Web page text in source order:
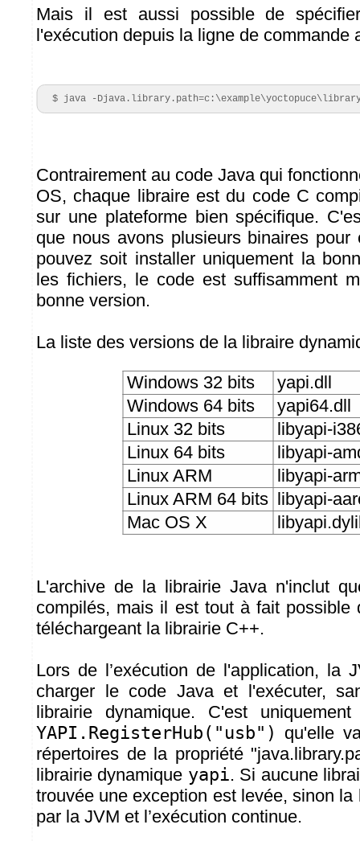
Mais il est aussi possible de
l'exécution depuis la ligne de commande
$ java -
Contrairement au code Java qui
OS, chaque libraire est du code C
sur une plateforme bien spécifique.
que nous avons plusieurs binaires pour
pouvez soit installer uniquement la
les fichiers, le code est suffisamment
bonne version.
La liste des versions de la libraire
Windows 32 bits
yapi.dll
Windows 64 bits
yapi64.dll
Linux 32 bits
libyapi-
Linux 64 bits
libyapi-
Linux ARM
libyapi-
Linux ARM 64 bits libyapi-
Mac OS X
L'archive de la librairie Java n'inclut
compilés, mais il est tout à fait possible
téléchargeant la librairie C++.
Lors de l’exécution de l'application, la
charger le code Java et l'exécuter,
librairie dynamique. C'est
YAPI.RegisterHub("usb") qu'elle
répertoires de la propriété
librairie dynamique yapi. Si aucune
trouvée une exception est levée, sinon
par la JVM et l’exécution continue.